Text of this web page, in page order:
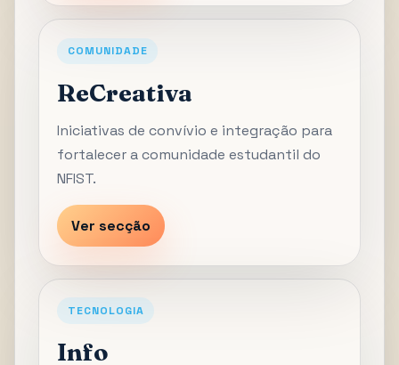
COMUNIDADE
ReCreativa
Iniciativas de convívio e integração para
fortalecer a comunidade estudantil do
NFIST.
Ver secção
TECNOLOGIA
Info